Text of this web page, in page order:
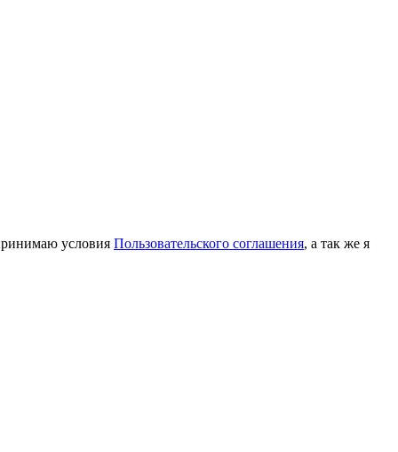
условия Пользовательского соглашения, а так же я